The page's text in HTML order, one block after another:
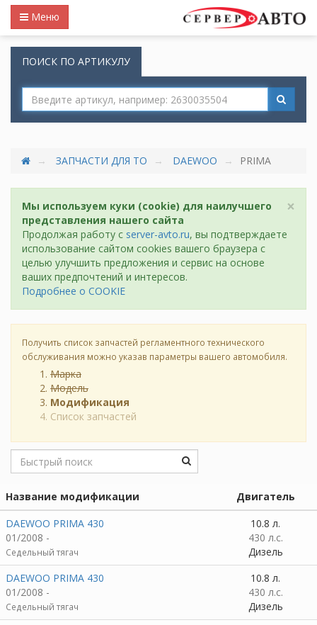
Меню
ПОИСК ПО АРТИКУЛУ
ЗАПЧАСТИ ДЛЯ ТО DAEWOO PRIMA
×
Мы используем куки (cookie) для наилучшего
представления нашего сайта
Продолжая работу с server-avto.ru, вы подтверждаете
использование сайтом cookies вашего браузера с
целью улучшить предложения и сервис на основе
ваших предпочтений и интересов.
Подробнее о COOKIE
Получить список запчастей регламентного технического
обслуживания можно указав параметры вашего автомобиля.
Марка
Модель
Модификация
Список запчастей
Название модификации
Двигатель
DAEWOO PRIMA 430
01/2008 -
Седельный тягач
10.8 л.
430 л.с.
Дизель
DAEWOO PRIMA 430
01/2008 -
Седельный тягач
10.8 л.
430 л.с.
Дизель